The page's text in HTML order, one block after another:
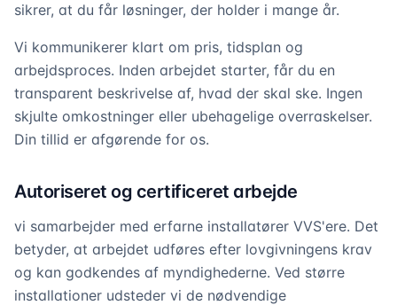
sikrer, at du får løsninger, der holder i mange år.
Vi kommunikerer klart om pris, tidsplan og
arbejdsproces. Inden arbejdet starter, får du en
transparent beskrivelse af, hvad der skal ske. Ingen
skjulte omkostninger eller ubehagelige overraskelser.
Din tillid er afgørende for os.
Autoriseret og certificeret arbejde
vi samarbejder med erfarne installatører VVS'ere. Det
betyder, at arbejdet udføres efter lovgivningens krav
og kan godkendes af myndighederne. Ved større
installationer udsteder vi de nødvendige